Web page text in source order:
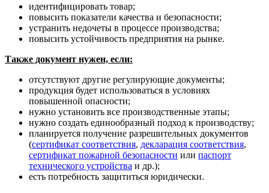
идентифицировать товар;
повысить показатели качества и безопасности;
устранить недочеты в процессе производства;
повысить устойчивость предприятия на рынке.
Также документ нужен, если:
отсутствуют другие регулирующие документы;
продукция будет использоваться в условиях
повышенной опасности;
нужно установить все производственные этапы;
нужно создать единообразный подход к производству;
планируется получение разрешительных документов
(сертификат соответствия, декларация соответствия,
сертификат пожарной безопасности или паспорт
технического устройства и др.);
есть потребность защититься юридически.